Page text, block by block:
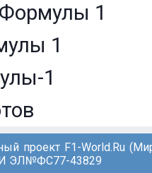
1
1
1
проект F1-World.Ru
ЭЛ№ФС77-43829